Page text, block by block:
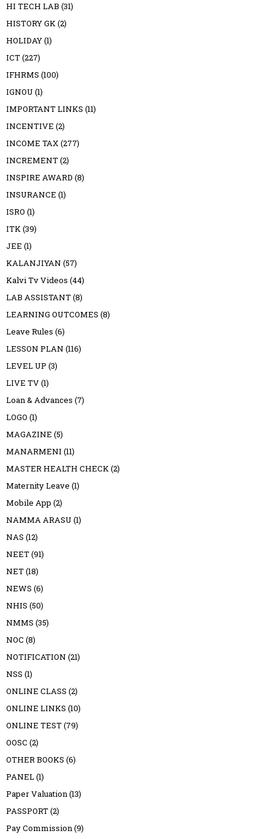
HI TECH LAB (31)
HISTORY GK(2)
HOLIDAY(1)
ICT(227)
IFHRMS (100)
IGNOU (1)
IMPORTANT LINKS (11)
INCENTIVE (2)
INCOME TAX(277)
INCREMENT(2)
INSPIRE AWARD (8)
INSURANCE (1)
ISRO (1)
ITK(39)
JEE (1)
KALANJIYAN (57)
Kalvi Tv Videos (44)
LAB ASSISTANT(8)
LEARNING OUTCOMES (8)
Leave Rules (6)
LESSON PLAN (116)
LEVEL UP (3)
LIVE TV(1)
Loan & Advances (7)
LOGO (1)
MAGAZINE (5)
MANARMENI (11)
MASTER HEALTH CHECK(2)
Maternity Leave (1)
Mobile App (2)
NAMMA ARASU (1)
NAS (12)
NEET(91)
NET(18)
NEWS (6)
NHIS (50)
NMMS (35)
NOC (8)
NOTIFICATION (21)
NSS (1)
ONLINE CLASS (2)
ONLINE LINKS (10)
ONLINE TEST(79)
OOSC (2)
OTHER BOOKS (6)
PANEL(1)
Paper Valuation(13)
PASSPORT(2)
Pay Commission(9)